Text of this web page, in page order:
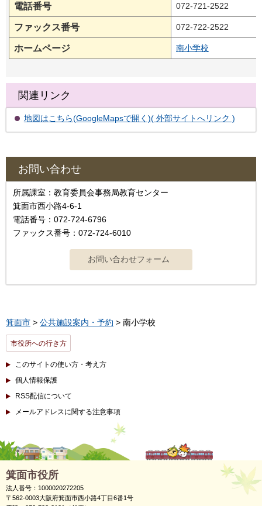
電話番号 072-721-2522
ファックス番号 072-722-2522
ホームページ 南小学校
関連リンク
地図はこちら(GoogleMapsで開く)( 外部サイトへリンク )
お問い合わせ
所属課室：教育委員会事務局教育センター
箕面市西小路4-6-1
電話番号：072-724-6796
ファックス番号：072-724-6010
箕面市 > 公共施設案内・予約 > 南小学校
市役所への行き方
このサイトの使い方・考え方
個人情報保護
RSS配信について
メールアドレスに関する注意事項
箕面市役所
法人番号：1000020272205
〒562-0003大阪府箕面市西小路4丁目6番1号